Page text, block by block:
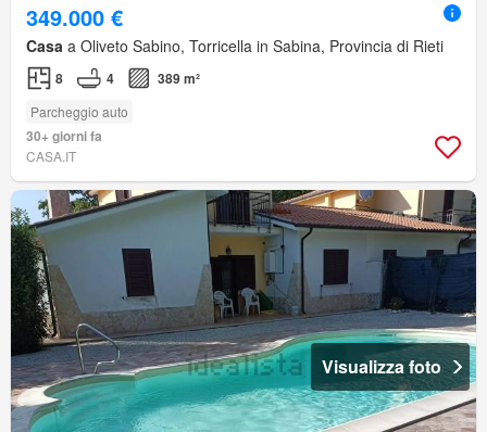
349.000 €
Casa a Oliveto Sabino, Torricella in Sabina, Provincia di Rieti
8 4 389 m²
Parcheggio auto
30+ giorni fa
CASA.IT
Visualizza foto